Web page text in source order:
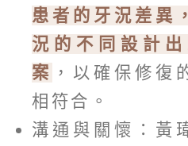
患者的牙況差異
況的不同設計
案 ，以確保修復
相符合。
溝通與關懷：黃